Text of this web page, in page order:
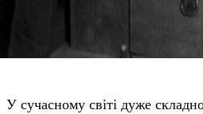
У сучасному світі дуже